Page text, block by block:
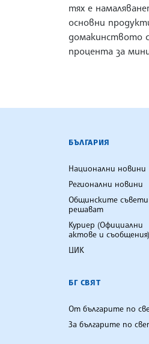
тях е
основни
домакинството
процента за
БЪЛГАРСКА
БЪЛГАРИЯ
Национални новини
Регионални новини
Общинските съвети
решават
Куриер (Официални
актове и съобщения)
ЦИК
БГ СВЯТ
От българите по
За българите по